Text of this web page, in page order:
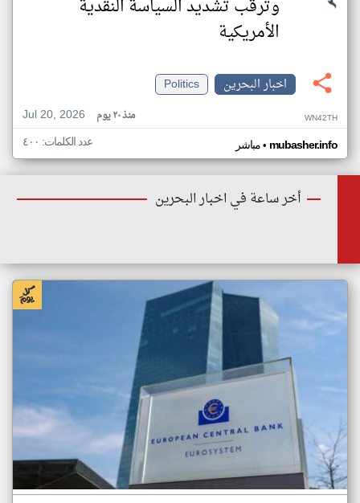
وترقب تشديد السياسة النقدية
الأمريكية
اخبار البحرين
Politics
Jul 20, 2026
منذ ٢٠ يوم WN42TH
مباشر• mubasher.info عدد الكلمات: ٤٠٠
أخر ساعة في اخبار البحرين